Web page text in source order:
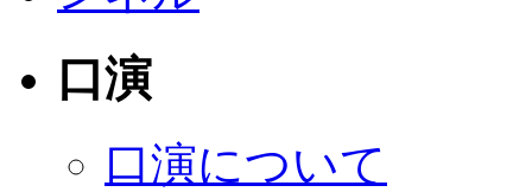
口演
口演について